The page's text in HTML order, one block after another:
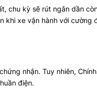
chu kỳ sẽ rút ngắn dần
khi xe vận hành với cường
nhận. Tuy nhiên,
điện.